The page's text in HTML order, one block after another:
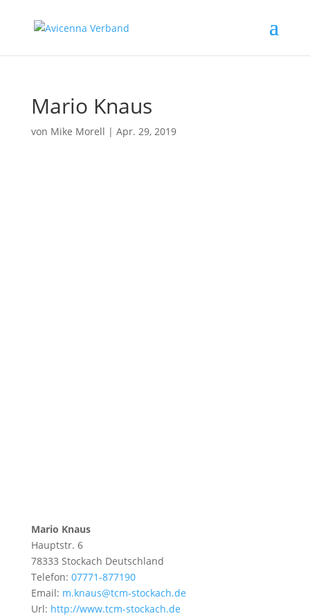
Mario Knaus
von Mike Morell | Apr. 29, 2019
Mario Knaus
Hauptstr. 6
78333 Stockach Deutschland
Telefon: 07771-877190
Email: m.knaus@tcm-stockach.de
Url: http://www.tcm-stockach.de